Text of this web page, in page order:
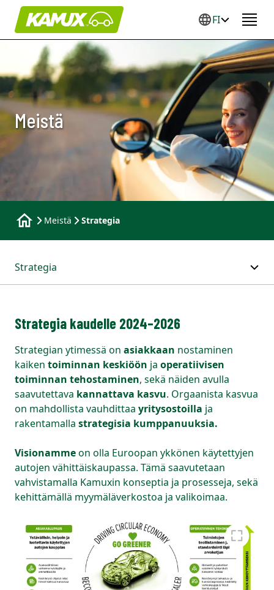
FI
Meistä
Meistä Strategia
Strategia
Strategia kaudelle 2024–2026
Strategian ytimessä on asiakkaan nostaminen
kaiken toiminnan keskiöön ja operatiivisen
toiminnan tehostaminen, sekä näiden avulla
saavutettava kannattava kasvu. Orgaanista kasvua
on mahdollista vauhdittaa yritysostoilla ja
rakentamalla strategisia kumppanuuksia.
Visionammeon olla Euroopan ykkönen käytettyjen
autojen vähittäiskaupassa. Tämä saavutetaan
vahvistamalla Kamuxin konseptia ja prosesseja, sekä
kehittämällä myymäläverkostoa ja valikoimaa.